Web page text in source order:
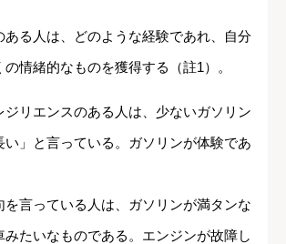
ある人は、どのような経験であれ、自分
情緒的なものを獲得する（註1）。
ジリエンスのある人は、少ないガソリン
い」と言っている。ガソリンが体験であ
を言っている人は、ガソリンが満タンな
みたいなものである。エンジンが故障し